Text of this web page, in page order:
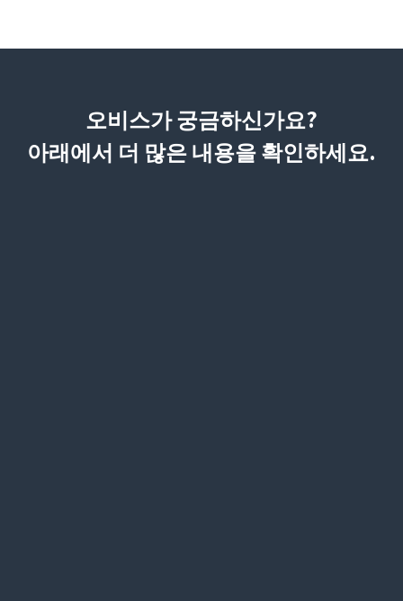
오비스가 궁금하신가요?
아래에서 더 많은 내용을 확인하세요.